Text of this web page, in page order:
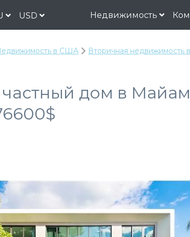
USD Недвижимость
в США Вторичная
дом в